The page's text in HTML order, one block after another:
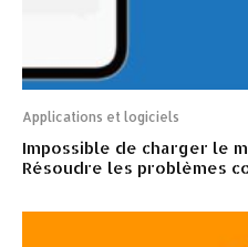
Applications et logiciels
Impossible de charger le
Résoudre les problèmes